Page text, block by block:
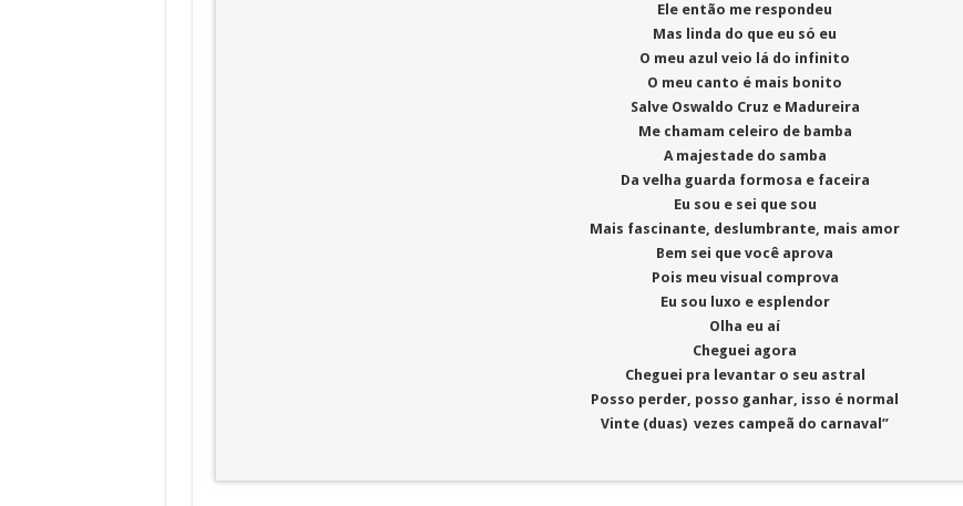
Ele então me respondeu
Mas linda do que eu só eu
O meu azul veio lá do infinito
O meu canto é mais bonito
Salve Oswaldo Cruz e Madureira
Me chamam celeiro de bamba
A majestade do samba
Da velha guarda formosa e faceira
Eu sou e sei que sou
Mais fascinante, deslumbrante, mais amor
Bem sei que você aprova
Pois meu visual comprova
Eu sou luxo e esplendor
Olha eu aí
Cheguei agora
Cheguei pra levantar o seu astral
Posso perder, posso ganhar, isso é normal
Vinte (duas) vezes campeã do carnaval”